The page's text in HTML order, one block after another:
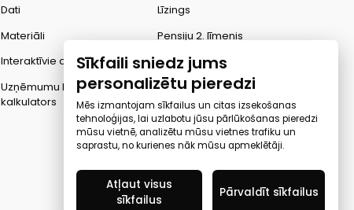
Dati
Materiāli
Interaktīvie dati
Uzņēmumu kredītspējas
kalkulators
Līzings
Pensiju 2. līmenis
Finanšu pratība
Ombuds
Sīkfaili sniedz jums
personalizētu pieredzi
Mēs izmantojam sīkfailus un citas izsekošanas
tehnoloģijas, lai uzlabotu jūsu pārlūkošanas pieredzi
mūsu vietnē, analizētu mūsu vietnes trafiku un
saprastu, no kurienes nāk mūsu apmeklētāji.
Atļaut visus
sīkfailus
Pārvaldīt sīkfailus